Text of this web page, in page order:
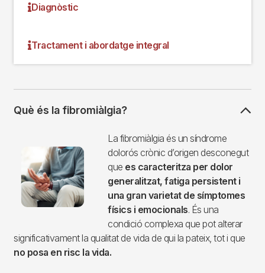
Diagnòstic
Tractament i abordatge integral
Què és la fibromiàlgia?
La fibromiàlgia és un síndrome
dolorós crònic d’origen desconegut
que es caracteritza per dolor
generalitzat, fatiga persistent i
una gran varietat de símptomes
físics i emocionals. És una
condició complexa que pot alterar
significativament la qualitat de vida de qui la pateix, tot i que
no posa en risc la vida.